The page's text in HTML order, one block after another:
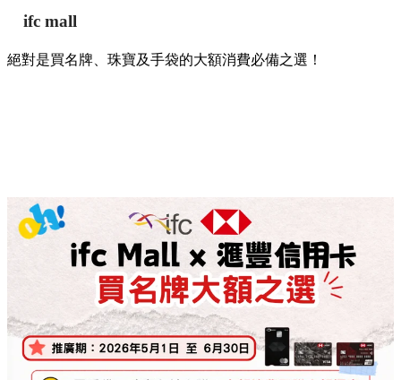
ifc mall
絕對是買名牌、珠寶及手袋的大額消費必備之選！